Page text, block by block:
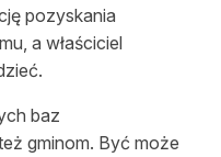
pozyskania
a właściciel
baz
gminom. Być może